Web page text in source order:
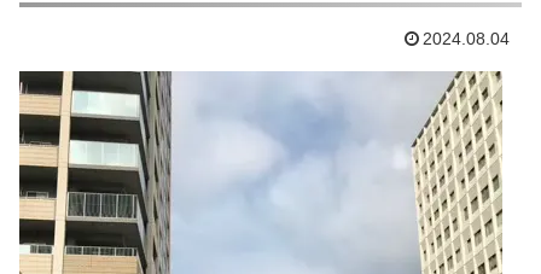
2024.08.04